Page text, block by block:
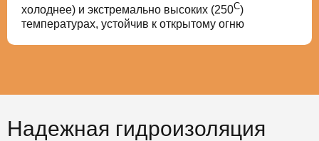
холоднее) и экстремально высоких (250С)
температурах, устойчив к открытому огню
Надежная гидроизоляция